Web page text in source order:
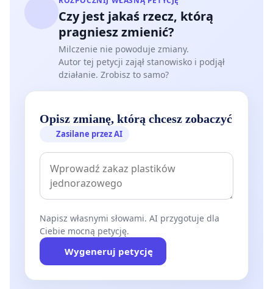
Czy jest jakaś rzecz, którą
pragniesz zmienić?
Milczenie nie powoduje zmiany.
Autor tej petycji zajął stanowisko i podjął
działanie. Zrobisz to samo?
Opisz zmianę, którą chcesz zobaczyć
Zasilane przez AI
Napisz własnymi słowami. AI przygotuje dla
Ciebie mocną petycję.
Wygeneruj petycję